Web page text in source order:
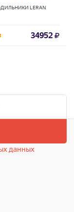
LERAN
34952
данных